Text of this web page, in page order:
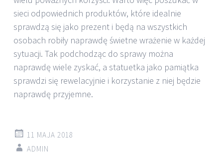
sieci odpowiednich produktów, które idealnie
sprawdzą się jako prezent i będą na wszystkich
osobach robiły naprawdę świetne wrażenie w każdej
sytuacji. Tak podchodząc do sprawy można
naprawdę wiele zyskać, a statuetka jako pamiątka
sprawdzi się rewelacyjnie i korzystanie z niej będzie
naprawdę przyjemne.
11 MAJA 2018
ADMIN